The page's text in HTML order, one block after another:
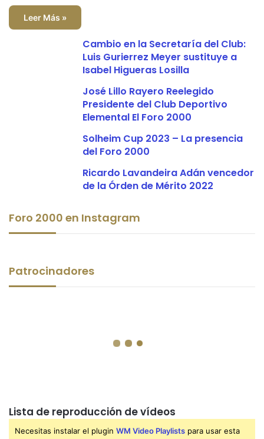
Leer Más »
Cambio en la Secretaría del Club:
Luis Gurierrez Meyer sustituye a
Isabel Higueras Losilla
José Lillo Rayero Reelegido
Presidente del Club Deportivo
Elemental El Foro 2000
Solheim Cup 2023 – La presencia
del Foro 2000
Ricardo Lavandeira Adán vencedor
de la Órden de Mérito 2022
Foro 2000 en Instagram
Patrocinadores
Lista de reproducción de vídeos
Necesitas instalar el plugin WM Video Playlists para usar esta